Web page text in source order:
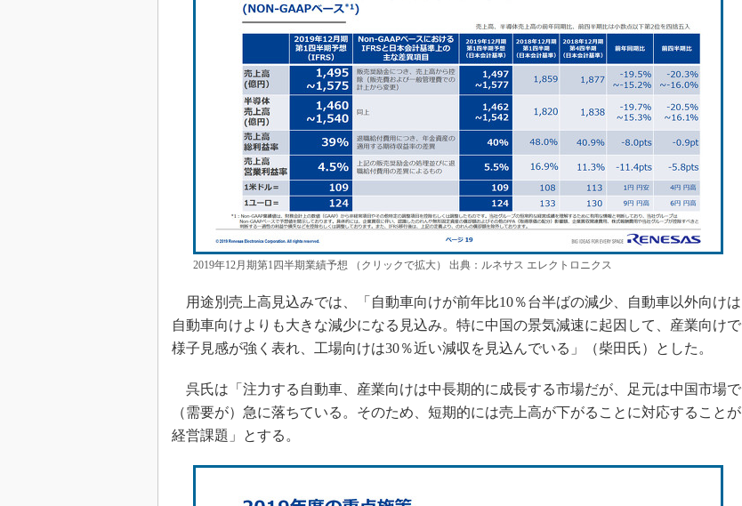
2019年12月期第1四半期業績予想 （クリックで拡大） 出典：ルネサス エレクトロニクス
用途別売上高見込みでは、「自動車向けが前年比10％台半ばの減少、自動車以外向けは
自動車向けよりも大きな減少になる見込み。特に中国の景気減速に起因して、産業向けで
様子見感が強く表れ、工場向けは30％近い減収を見込んでいる」（柴田氏）とした。
呉氏は「注力する自動車、産業向けは中長期的に成長する市場だが、足元は中国市場で
（需要が）急に落ちている。そのため、短期的には売上高が下がることに対応することが
経営課題」とする。